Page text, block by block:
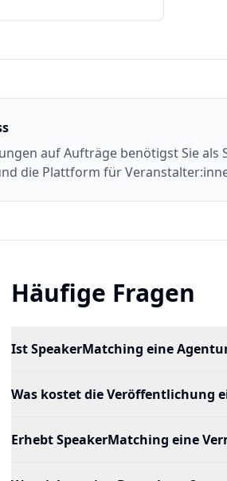
auf Aufträge benötigst Sie als
die Plattform für
Häufige Fragen
Ist SpeakerMatching eine
Was kostet die Veröffentlichung
Erhebt SpeakerMatching eine